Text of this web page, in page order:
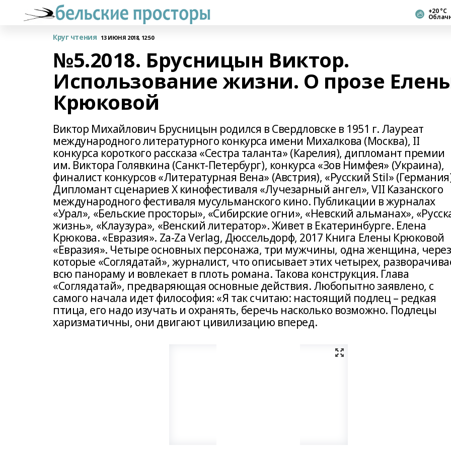
+20 °С
Круг чтения 13 ИЮНЯ 2018, 12:50
№5.2018. Брусницын Виктор.
Использование жизни. О прозе
Крюковой
Виктор Михайлович Брусницын родился в Свердловске в 1951 г. Лауреат
международного литературного конкурса имени Михалкова (Москва), II
конкурса короткого рассказа «Сестра таланта» (Карелия), дипломант премии
им. Виктора Голявкина (Санкт-Петербург), конкурса «Зов Нимфея» (Украина),
финалист конкурсов «Литературная Вена» (Австрия), «Русский Stil»
Дипломант сценариев Х кинофестиваля «Лучезарный ангел», VII Казанского
международного фестиваля мусульманского кино. Публикации в журналах
«Урал», «Бельские просторы», «Сибирские огни», «Невский альманах»,
жизнь», «Клаузура», «Венский литератор». Живет в Екатеринбурге. Елена
Крюкова. «Евразия». Za-Za Verlag, Дюссельдорф, 2017 Книга Елены Крюковой
«Евразия». Четыре основных персонажа, три мужчины, одна женщина, через
которые «Соглядатай», журналист, что описывает этих четырех,
всю панораму и вовлекает в плоть романа. Такова конструкция. Глава
«Соглядатай», предваряющая основные действия. Любопытно заявлено, с
самого начала идет философия: «Я так считаю: настоящий подлец – редкая
птица, его надо изучать и охранять, беречь насколько возможно. Подлецы
харизматичны, они двигают цивилизацию вперед.